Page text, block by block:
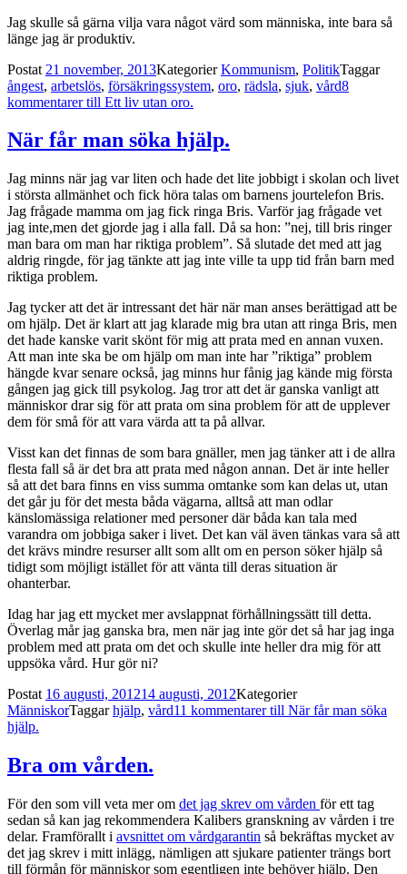
Jag skulle så gärna vilja vara något värd som människa, inte bara så
länge jag är produktiv.
Postat 21 november, 2013KategorierKommunism, PolitikTaggar
ångest, arbetslös, försäkringssystem, oro, rädsla, sjuk, vård8
kommentarertill Ett liv utan oro.
När får man söka hjälp.
Jag minns när jag var liten och hade det lite jobbigt i skolan och livet
i största allmänhet och fick höra talas om barnens jourtelefon Bris.
Jag frågade mamma om jag fick ringa Bris. Varför jag frågade vet
jag inte,men det gjorde jag i alla fall. Då sa hon: ”nej, till bris ringer
man bara om man har riktiga problem”. Så slutade det med att jag
aldrig ringde, för jag tänkte att jag inte ville ta upp tid från barn med
riktiga problem.
Jag tycker att det är intressant det här när man anses berättigad att be
om hjälp. Det är klart att jag klarade mig bra utan att ringa Bris, men
det hade kanske varit skönt för mig att prata med en annan vuxen.
Att man inte ska be om hjälp om man inte har ”riktiga” problem
hängde kvar senare också, jag minns hur fånig jag kände mig första
gången jag gick till psykolog. Jag tror att det är ganska vanligt att
människor drar sig för att prata om sina problem för att de upplever
dem för små för att vara värda att ta på allvar.
Visst kan det finnas de som bara gnäller, men jag tänker att i de allra
flesta fall så är det bra att prata med någon annan. Det är inte heller
så att det bara finns en viss summa omtanke som kan delas ut, utan
det går ju för det mesta båda vägarna, alltså att man odlar
känslomässiga relationer med personer där båda kan tala med
varandra om jobbiga saker i livet. Det kan väl även tänkas vara så att
det krävs mindre resurser allt som allt om en person söker hjälp så
tidigt som möjligt istället för att vänta till deras situation är
ohanterbar.
Idag har jag ett mycket mer avslappnat förhållningssätt till detta.
Överlag mår jag ganska bra, men när jag inte gör det så har jag inga
problem med att prata om det och skulle inte heller dra mig för att
uppsöka vård. Hur gör ni?
Postat 16 augusti, 201214 augusti, 2012Kategorier
MänniskorTaggarhjälp, vård11 kommentarertill När får man söka
hjälp.
Bra om vården.
För den som vill veta mer om det jag skrev om vården för ett tag
sedan så kan jag rekommendera Kalibers granskning av vården i tre
delar. Framförallt i avsnittet om vårdgarantin så bekräftas mycket av
det jag skrev i mitt inlägg, nämligen att sjukare patienter trängs bort
till förmån för människor som egentligen inte behöver hjälp. Den